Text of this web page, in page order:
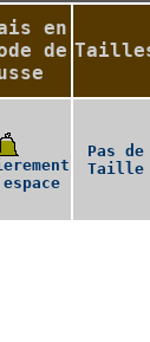
en
de
Pas de
Taille